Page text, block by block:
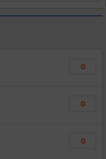
0
0
0